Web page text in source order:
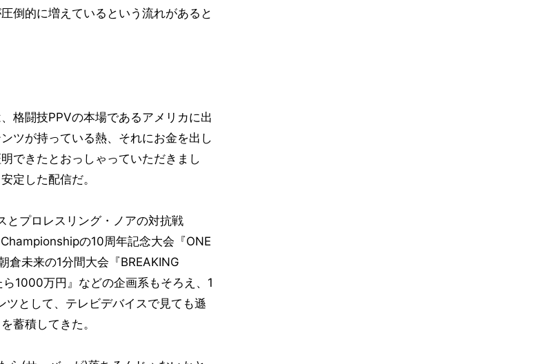
倒的に増えているという流れがあると
格闘技PPVの本場であるアメリカに出
ツが持っている熱、それにお金を出し
できたとおっしゃっていただきまし
定した配信だ。
とプロレスリング・ノアの対抗戦
の10周年記念大会『ONE
倉未来の1分間大会『BREAKING
1000万円』などの企画系もそろえ、1
ツとして、テレビデバイスで見ても遜
蓄積してきた。